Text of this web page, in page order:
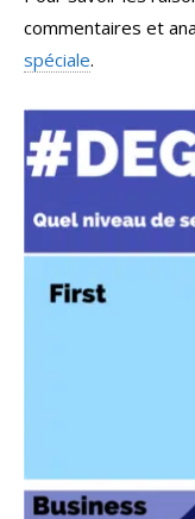
commentaires et
spéciale.